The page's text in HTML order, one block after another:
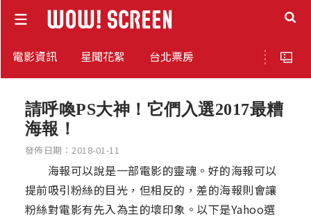
電影資訊 星聞花絮 台北票房
請呼喚PS大神！它們入選2017最糟
海報！
發佈日期：2018-01-11
海報可以說是一部電影的靈魂。好的海報可以
提前吸引粉絲的目光，但相反的，差的海報則會讓
粉絲對電影有先入為主的壞印象。以下是Yahoo選